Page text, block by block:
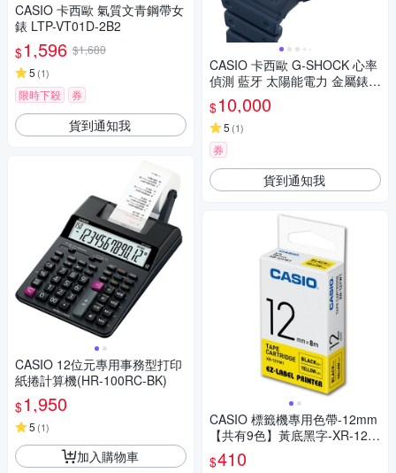
CASIO 卡西歐 氣質文青鋼帶女
錶 LTP-VT01D-2B2
$1,596 $1,680
5 (1)
限時下殺 券
貨到通知我
CASIO 12位元專用事務型打印
紙捲計算機(HR-100RC-BK)
$1,950
5 (1)
加入購物車
CASIO 卡西歐 G-SHOCK 心率
偵測 藍牙 太陽能電力 金屬錶圈
湛藍 經典方型 運動系列 DW-H
5600MB-2_44.5mm
$10,000
5 (1)
券
貨到通知我
CASIO 標籤機專用色帶-12mm
【共有9色】黃底黑字-XR-12Y
W1
$410